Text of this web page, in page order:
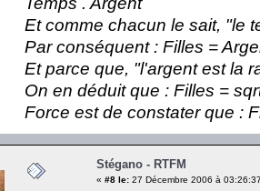
Et comme chacun le sait, "le
Par conséquent : Filles =
Et parce que, "l'argent est la
On en déduit que : Filles =
Force est de constater que :
Stégano - RTFM
« #8 le: 27 Décembre 2006 à